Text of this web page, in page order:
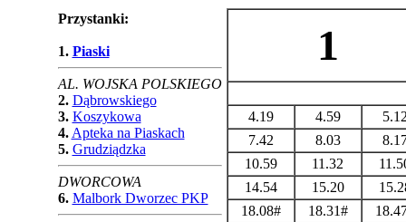
Przystanki:
1. Piaski
AL. WOJSKA POLSKIEGO
2. Dąbrowskiego
3. Koszykowa
4. Apteka na Piaskach
5. Grudziądzka
DWORCOWA
6. Malbork Dworzec PKP
1
4.19 4.59
7.42
8.03
10.59
11.32
14.54
15.20
18.08#
18.31#